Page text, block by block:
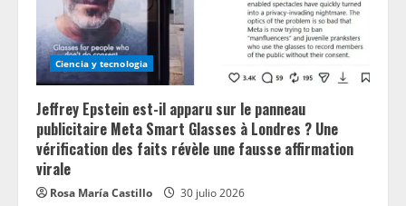
i
n
g
Ciencia y tecnologia
Jeffrey Epstein est-il apparu sur le panneau
publicitaire Meta Smart Glasses à Londres ? Une
vérification des faits révèle une fausse affirmation
virale
Rosa María Castillo 30 julio 2026